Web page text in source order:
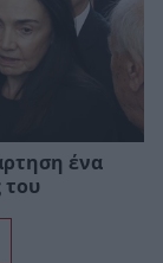
ένα
του